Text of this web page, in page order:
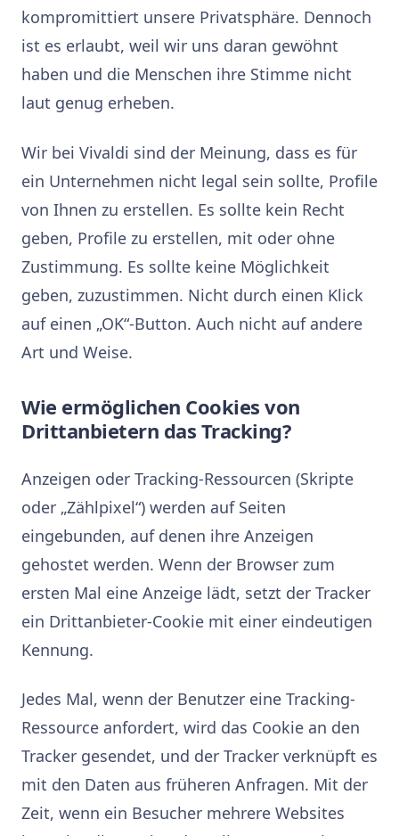
kompromittiert unsere Privatsphäre. Dennoch
ist es erlaubt, weil wir uns daran gewöhnt
haben und die Menschen ihre Stimme nicht
laut genug erheben.
Wir bei Vivaldi sind der Meinung, dass es für
ein Unternehmen nicht legal sein sollte, Profile
von Ihnen zu erstellen. Es sollte kein Recht
geben, Profile zu erstellen, mit oder ohne
Zustimmung. Es sollte keine Möglichkeit
geben, zuzustimmen. Nicht durch einen Klick
auf einen „OK“-Button. Auch nicht auf andere
Art und Weise.
Wie ermöglichen Cookies von
Drittanbietern das Tracking?
Anzeigen oder Tracking-Ressourcen (Skripte
oder „Zählpixel“) werden auf Seiten
eingebunden, auf denen ihre Anzeigen
gehostet werden. Wenn der Browser zum
ersten Mal eine Anzeige lädt, setzt der Tracker
ein Drittanbieter-Cookie mit einer eindeutigen
Kennung.
Jedes Mal, wenn der Benutzer eine Tracking-
Ressource anfordert, wird das Cookie an den
Tracker gesendet, und der Tracker verknüpft es
mit den Daten aus früheren Anfragen. Mit der
Zeit, wenn ein Besucher mehrere Websites